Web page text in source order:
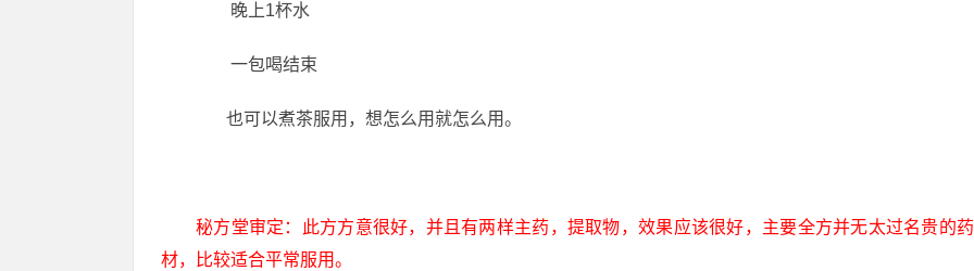
晚上1杯水
一包喝结束
也可以煮茶服用，想怎么用就怎么用。
秘方堂审定：此方方意很好，并且有两样主药，提取物，效果应该很好，主要全方并无太过名贵的药
材，比较适合平常服用。